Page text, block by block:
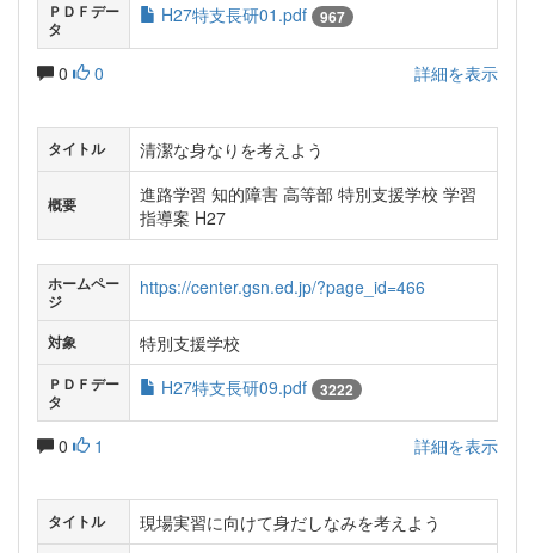
ＰＤＦデー
タ
H27特支長研01.pdf 967
0 0 詳細を表示
タイトル 清潔な身なりを考えよう
概要
進路学習 知的障害 高等部 特別支援学校 学習
指導案 H27
ホームペー
ジ
https://center.gsn.ed.jp/?page_id=466
対象 特別支援学校
ＰＤＦデー
タ
H27特支長研09.pdf 3222
0 1 詳細を表示
タイトル 現場実習に向けて身だしなみを考えよう